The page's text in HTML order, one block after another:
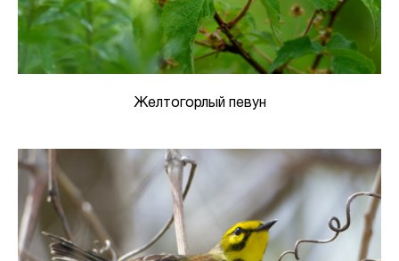
Желтогорлый певун